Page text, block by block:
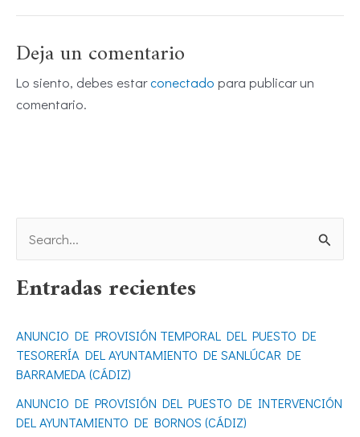
Deja un comentario
Lo siento, debes estarconectado para publicar un
comentario.
s
a
r
p
o
Entradas recientes
ANUNCIO DE PROVISIÓN TEMPORAL DEL PUESTO DE
TESORERÍA DEL AYUNTAMIENTO DE SANLÚCAR DE
BARRAMEDA (CÁDIZ)
ANUNCIO DE PROVISIÓN DEL PUESTO DE INTERVENCIÓN
DEL AYUNTAMIENTO DE BORNOS (CÁDIZ)